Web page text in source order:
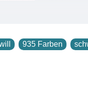
eine attraktive
935 Farben